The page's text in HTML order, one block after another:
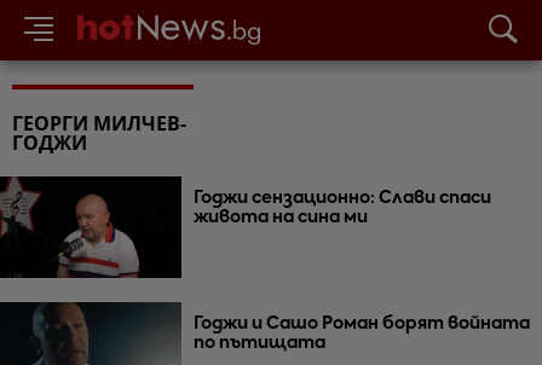
ГЕОРГИ МИЛЧЕВ-
ГОДЖИ
Годжи сензационно: Слави спаси
живота на сина ми
Годжи и Сашо Роман борят войната
по пътищата